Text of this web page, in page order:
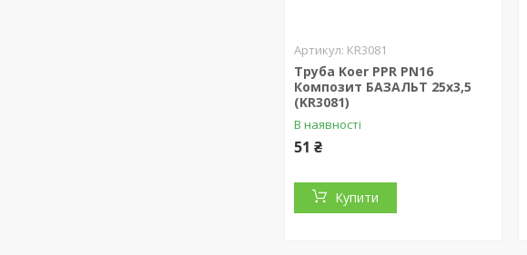
KR3081
Труба Koer PPR PN16
Композит БАЗАЛЬТ 25х3,5
(KR3081)
В наявності
51 ₴
Купити